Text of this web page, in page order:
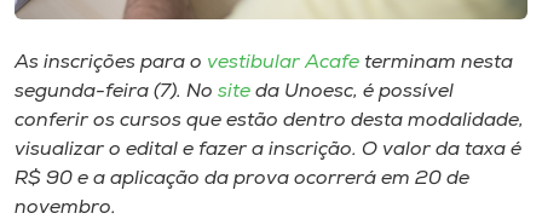
Editora
Rádio
Museu
As inscrições para o vestibular Acafe terminam nesta
segunda-feira (7). No site da Unoesc, é possível
conferir os cursos que estão dentro desta modalidade,
visualizar o edital e fazer a inscrição. O valor da taxa é
R$ 90 e a aplicação da prova ocorrerá em 20 de
novembro.